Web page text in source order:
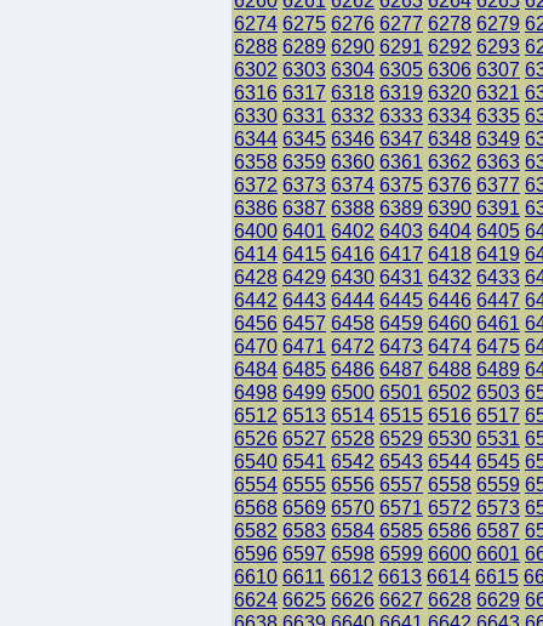
6274 6275 6276 6277 6278 6279
6288 6289 6290 6291 6292 6293
6302 6303 6304 6305 6306 6307
6316 6317 6318 6319 6320 6321
6330 6331 6332 6333 6334 6335
6344 6345 6346 6347 6348 6349
6358 6359 6360 6361 6362 6363
6372 6373 6374 6375 6376 6377
6386 6387 6388 6389 6390 6391
6400 6401 6402 6403 6404 6405
6414 6415 6416 6417 6418 6419
6428 6429 6430 6431 6432 6433
6442 6443 6444 6445 6446 6447
6456 6457 6458 6459 6460 6461
6470 6471 6472 6473 6474 6475
6484 6485 6486 6487 6488 6489
6498 6499 6500 6501 6502 6503
6512 6513 6514 6515 6516 6517
6526 6527 6528 6529 6530 6531
6540 6541 6542 6543 6544 6545
6554 6555 6556 6557 6558 6559
6568 6569 6570 6571 6572 6573
6582 6583 6584 6585 6586 6587
6596 6597 6598 6599 6600 6601
6610 6611 6612 6613 6614 6615
6624 6625 6626 6627 6628 6629